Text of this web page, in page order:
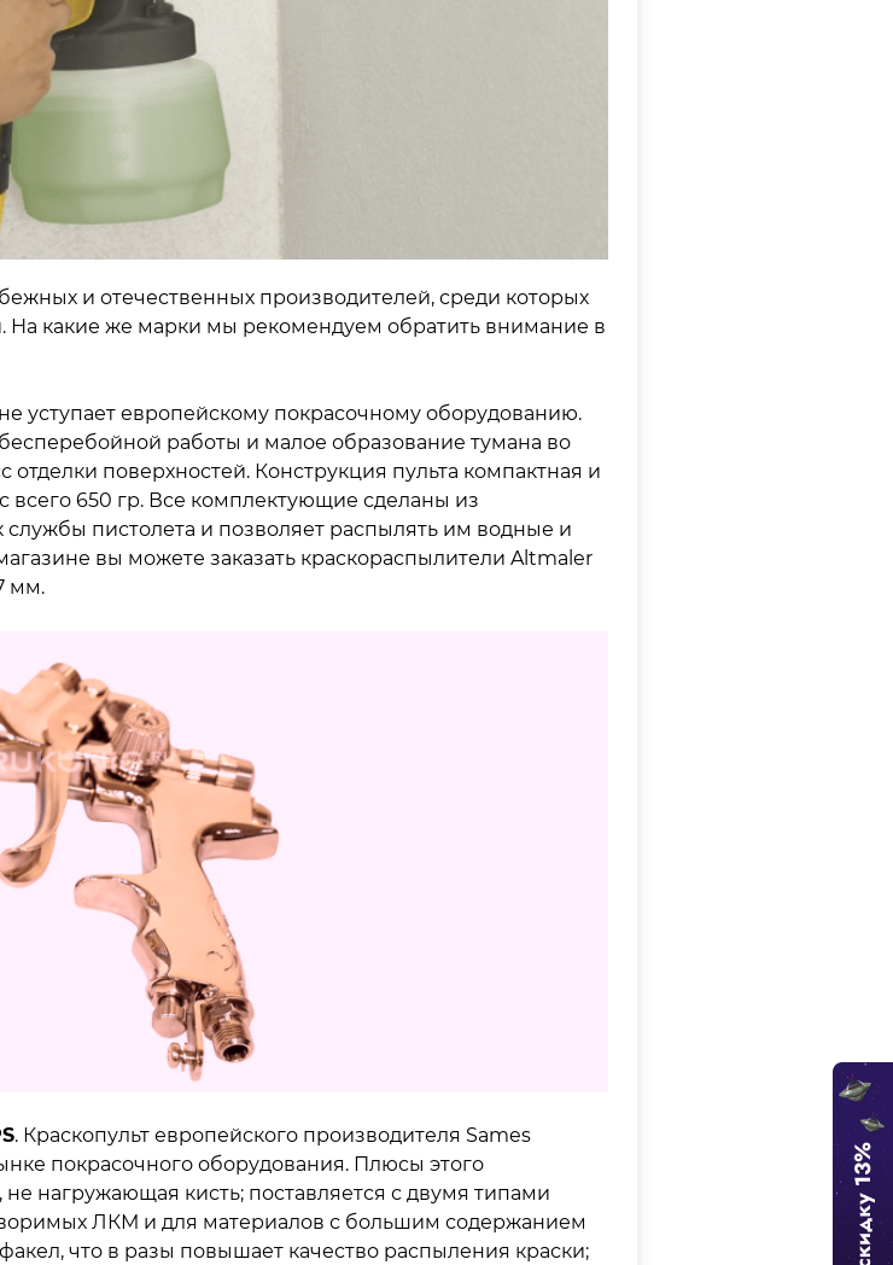
и отечественных производителей, среди которых
На какие же марки мы рекомендуем обратить внимание в
уступает европейскому покрасочному оборудованию.
работы и малое образование тумана во
поверхностей. Конструкция пульта компактная и
всего 650 гр. Все комплектующие сделаны из
пистолета и позволяет распылять им водные и
вы можете заказать краскораспылители Altmaler
мм.
. Краскопульт европейского производителя Sames
покрасочного оборудования. Плюсы этого
нагружающая кисть; поставляется с двумя типами
ЛКМ и для материалов с большим содержанием
что в разы повышает качество распыления краски;